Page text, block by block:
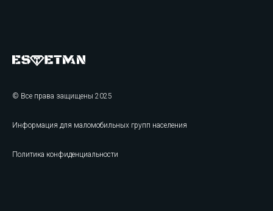
© Все права защищены 2025
Информация для маломобильных групп населения
Политика конфиденциальности